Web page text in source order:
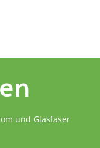
und Glasfaser